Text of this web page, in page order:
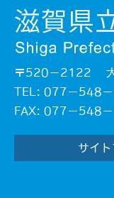
〒520－2122 大
TEL: 077－548
FAX: 077－548
サイ